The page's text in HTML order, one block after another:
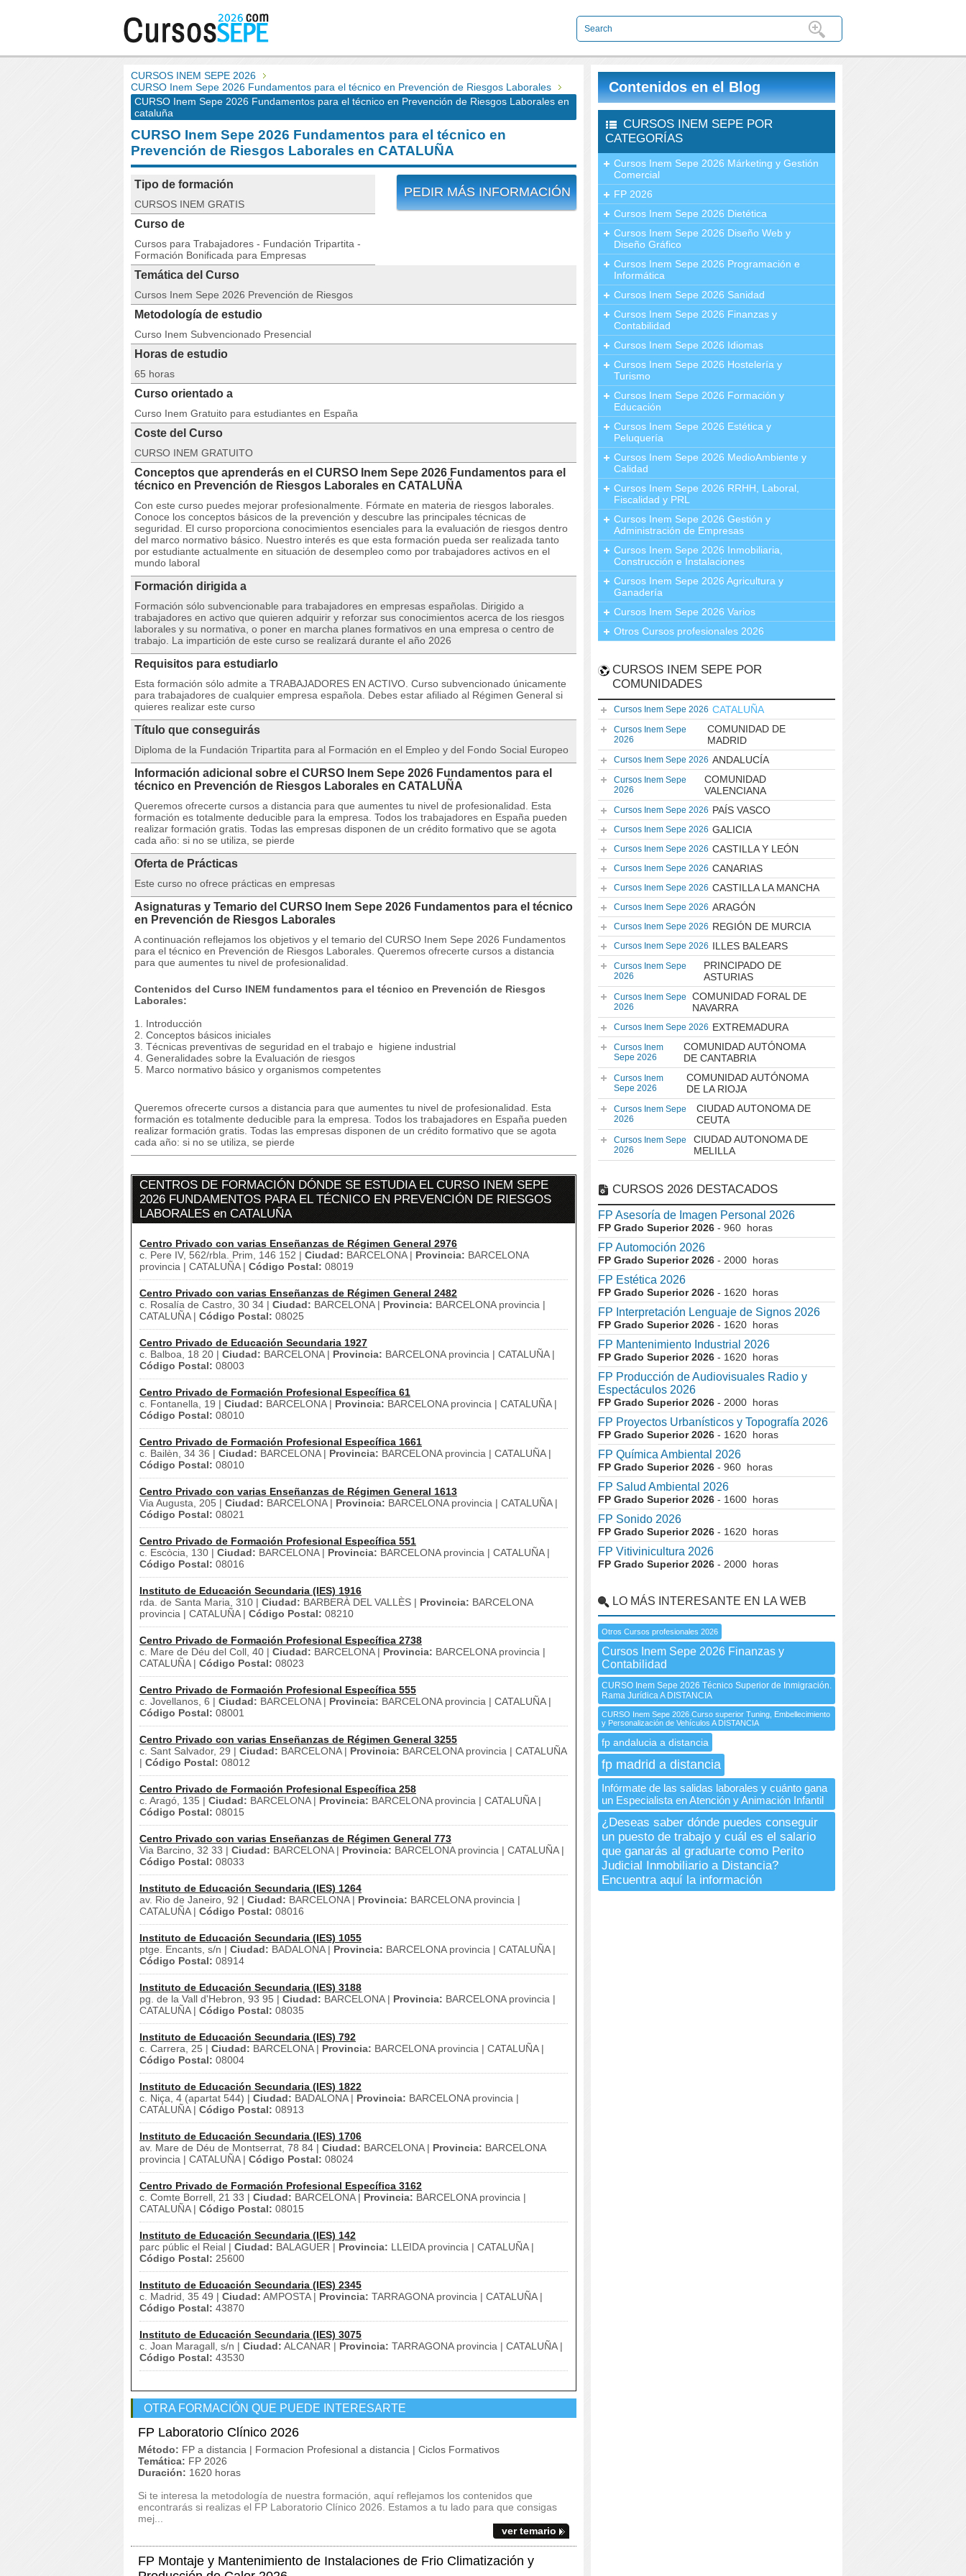
CURSOS INEM SEPE 2026
CURSO Inem Sepe 2026 Fundamentos para el técnico en Prevención de Riesgos Laborales
CURSO Inem Sepe 2026 Fundamentos para el técnico en Prevención de Riesgos Laborales en
cataluña
CURSO Inem Sepe 2026 Fundamentos para el técnico en
Prevención de Riesgos Laborales en CATALUÑA
PEDIR MÁS INFORMACIÓN
Tipo de formación
CURSOS INEM GRATIS
Curso de
Cursos para Trabajadores - Fundación Tripartita -
Formación Bonificada para Empresas
Temática del Curso
Cursos Inem Sepe 2026 Prevención de Riesgos
Metodología de estudio
Curso Inem Subvencionado Presencial
Horas de estudio
65 horas
Curso orientado a
Curso Inem Gratuito para estudiantes en España
Coste del Curso
CURSO INEM GRATUITO
Conceptos que aprenderás en el CURSO Inem Sepe 2026 Fundamentos para el
técnico en Prevención de Riesgos Laborales en CATALUÑA
Con este curso puedes mejorar profesionalmente. Fórmate en materia de riesgos laborales.
Conoce los conceptos básicos de la prevención y descubre las principales técnicas de
seguridad. El curso proporciona conocimientos esenciales para la evaluación de riesgos dentro
del marco normativo básico. Nuestro interés es que esta formación pueda ser realizada tanto
por estudiante actualmente en situación de desempleo como por trabajadores activos en el
mundo laboral
Formación dirigida a
Formación sólo subvencionable para trabajadores en empresas españolas. Dirigido a
trabajadores en activo que quieren adquirir y reforzar sus conocimientos acerca de los riesgos
laborales y su normativa, o poner en marcha planes formativos en una empresa o centro de
trabajo. La impartición de este curso se realizará durante el año 2026
Requisitos para estudiarlo
Esta formación sólo admite a TRABAJADORES EN ACTIVO. Curso subvencionado únicamente
para trabajadores de cualquier empresa española. Debes estar afiliado al Régimen General si
quieres realizar este curso
Título que conseguirás
Diploma de la Fundación Tripartita para al Formación en el Empleo y del Fondo Social Europeo
Información adicional sobre el CURSO Inem Sepe 2026 Fundamentos para el
técnico en Prevención de Riesgos Laborales en CATALUÑA
Queremos ofrecerte cursos a distancia para que aumentes tu nivel de profesionalidad. Esta
formación es totalmente deducible para la empresa. Todos los trabajadores en España pueden
realizar formación gratis. Todas las empresas disponen de un crédito formativo que se agota
cada año: si no se utiliza, se pierde
Oferta de Prácticas
Este curso no ofrece prácticas en empresas
Asignaturas y Temario del CURSO Inem Sepe 2026 Fundamentos para el técnico
en Prevención de Riesgos Laborales
A continuación reflejamos los objetivos y el temario del CURSO Inem Sepe 2026 Fundamentos
para el técnico en Prevención de Riesgos Laborales. Queremos ofrecerte cursos a distancia
para que aumentes tu nivel de profesionalidad.
Contenidos del Curso INEM fundamentos para el técnico en Prevención de Riesgos
Laborales:
1. Introducción
2. Conceptos básicos iniciales
3. Técnicas preventivas de seguridad en el trabajo e higiene industrial
4. Generalidades sobre la Evaluación de riesgos
5. Marco normativo básico y organismos competentes
Queremos ofrecerte cursos a distancia para que aumentes tu nivel de profesionalidad. Esta
formación es totalmente deducible para la empresa. Todos los trabajadores en España pueden
realizar formación gratis. Todas las empresas disponen de un crédito formativo que se agota
cada año: si no se utiliza, se pierde
CENTROS DE FORMACIÓN DÓNDE SE ESTUDIA EL CURSO INEM SEPE
2026 FUNDAMENTOS PARA EL TÉCNICO EN PREVENCIÓN DE RIESGOS
LABORALES en CATALUÑA
Centro Privado con varias Enseñanzas de Régimen General 2976
c. Pere IV, 562/rbla. Prim, 146 152 | Ciudad: BARCELONA | Provincia: BARCELONA
provincia | CATALUÑA | Código Postal: 08019
Centro Privado con varias Enseñanzas de Régimen General 2482
c. Rosalía de Castro, 30 34 | Ciudad: BARCELONA | Provincia: BARCELONA provincia |
CATALUÑA | Código Postal: 08025
Centro Privado de Educación Secundaria 1927
c. Balboa, 18 20 | Ciudad: BARCELONA | Provincia: BARCELONA provincia | CATALUÑA |
Código Postal: 08003
Centro Privado de Formación Profesional Específica 61
c. Fontanella, 19 | Ciudad: BARCELONA | Provincia: BARCELONA provincia | CATALUÑA |
Código Postal: 08010
Centro Privado de Formación Profesional Específica 1661
c. Bailèn, 34 36 | Ciudad: BARCELONA | Provincia: BARCELONA provincia | CATALUÑA |
Código Postal: 08010
Centro Privado con varias Enseñanzas de Régimen General 1613
Via Augusta, 205 | Ciudad: BARCELONA | Provincia: BARCELONA provincia | CATALUÑA |
Código Postal: 08021
Centro Privado de Formación Profesional Específica 551
c. Escòcia, 130 | Ciudad: BARCELONA | Provincia: BARCELONA provincia | CATALUÑA |
Código Postal: 08016
Instituto de Educación Secundaria (IES) 1916
rda. de Santa Maria, 310 | Ciudad: BARBERÀ DEL VALLÈS | Provincia: BARCELONA
provincia | CATALUÑA | Código Postal: 08210
Centro Privado de Formación Profesional Específica 2738
c. Mare de Déu del Coll, 40 | Ciudad: BARCELONA | Provincia: BARCELONA provincia |
CATALUÑA | Código Postal: 08023
Centro Privado de Formación Profesional Específica 555
c. Jovellanos, 6 | Ciudad: BARCELONA | Provincia: BARCELONA provincia | CATALUÑA |
Código Postal: 08001
Centro Privado con varias Enseñanzas de Régimen General 3255
c. Sant Salvador, 29 | Ciudad: BARCELONA | Provincia: BARCELONA provincia | CATALUÑA
| Código Postal: 08012
Centro Privado de Formación Profesional Específica 258
c. Aragó, 135 | Ciudad: BARCELONA | Provincia: BARCELONA provincia | CATALUÑA |
Código Postal: 08015
Centro Privado con varias Enseñanzas de Régimen General 773
Via Barcino, 32 33 | Ciudad: BARCELONA | Provincia: BARCELONA provincia | CATALUÑA |
Código Postal: 08033
Instituto de Educación Secundaria (IES) 1264
av. Rio de Janeiro, 92 | Ciudad: BARCELONA | Provincia: BARCELONA provincia |
CATALUÑA | Código Postal: 08016
Instituto de Educación Secundaria (IES) 1055
ptge. Encants, s/n | Ciudad: BADALONA | Provincia: BARCELONA provincia | CATALUÑA |
Código Postal: 08914
Instituto de Educación Secundaria (IES) 3188
pg. de la Vall d'Hebron, 93 95 | Ciudad: BARCELONA | Provincia: BARCELONA provincia |
CATALUÑA | Código Postal: 08035
Instituto de Educación Secundaria (IES) 792
c. Carrera, 25 | Ciudad: BARCELONA | Provincia: BARCELONA provincia | CATALUÑA |
Código Postal: 08004
Instituto de Educación Secundaria (IES) 1822
c. Niça, 4 (apartat 544) | Ciudad: BADALONA | Provincia: BARCELONA provincia |
CATALUÑA | Código Postal: 08913
Instituto de Educación Secundaria (IES) 1706
av. Mare de Déu de Montserrat, 78 84 | Ciudad: BARCELONA | Provincia: BARCELONA
provincia | CATALUÑA | Código Postal: 08024
Centro Privado de Formación Profesional Específica 3162
c. Comte Borrell, 21 33 | Ciudad: BARCELONA | Provincia: BARCELONA provincia |
CATALUÑA | Código Postal: 08015
Instituto de Educación Secundaria (IES) 142
parc públic el Reial | Ciudad: BALAGUER | Provincia: LLEIDA provincia | CATALUÑA |
Código Postal: 25600
Instituto de Educación Secundaria (IES) 2345
c. Madrid, 35 49 | Ciudad: AMPOSTA | Provincia: TARRAGONA provincia | CATALUÑA |
Código Postal: 43870
Instituto de Educación Secundaria (IES) 3075
c. Joan Maragall, s/n | Ciudad: ALCANAR | Provincia: TARRAGONA provincia | CATALUÑA |
Código Postal: 43530
OTRA FORMACIÓN QUE PUEDE INTERESARTE
FP Laboratorio Clínico 2026
Método: FP a distancia | Formacion Profesional a distancia | Ciclos Formativos
Temática: FP 2026
Duración: 1620 horas
Si te interesa la metodología de nuestra formación, aquí reflejamos los contenidos que
encontrarás si realizas el FP Laboratorio Clínico 2026. Estamos a tu lado para que consigas
mej...
ver temario
FP Montaje y Mantenimiento de Instalaciones de Frio Climatización y
Contenidos en el Blog
CURSOS INEM SEPE POR
CATEGORÍAS
Cursos Inem Sepe 2026 Márketing y Gestión
Comercial
FP 2026
Cursos Inem Sepe 2026 Dietética
Cursos Inem Sepe 2026 Diseño Web y
Diseño Gráfico
Cursos Inem Sepe 2026 Programación e
Informática
Cursos Inem Sepe 2026 Sanidad
Cursos Inem Sepe 2026 Finanzas y
Contabilidad
Cursos Inem Sepe 2026 Idiomas
Cursos Inem Sepe 2026 Hostelería y
Turismo
Cursos Inem Sepe 2026 Formación y
Educación
Cursos Inem Sepe 2026 Estética y
Peluquería
Cursos Inem Sepe 2026 MedioAmbiente y
Calidad
Cursos Inem Sepe 2026 RRHH, Laboral,
Fiscalidad y PRL
Cursos Inem Sepe 2026 Gestión y
Administración de Empresas
Cursos Inem Sepe 2026 Inmobiliaria,
Construcción e Instalaciones
Cursos Inem Sepe 2026 Agricultura y
Ganadería
Cursos Inem Sepe 2026 Varios
Otros Cursos profesionales 2026
CURSOS INEM SEPE POR
COMUNIDADES
Cursos Inem Sepe 2026 CATALUÑA
Cursos Inem Sepe
2026
COMUNIDAD DE
MADRID
Cursos Inem Sepe 2026 ANDALUCÍA
Cursos Inem Sepe
2026
COMUNIDAD
VALENCIANA
Cursos Inem Sepe 2026 PAÍS VASCO
Cursos Inem Sepe 2026 GALICIA
Cursos Inem Sepe 2026 CASTILLA Y LEÓN
Cursos Inem Sepe 2026 CANARIAS
Cursos Inem Sepe 2026 CASTILLA LA MANCHA
Cursos Inem Sepe 2026 ARAGÓN
Cursos Inem Sepe 2026 REGIÓN DE MURCIA
Cursos Inem Sepe 2026 ILLES BALEARS
Cursos Inem Sepe
2026
PRINCIPADO DE
ASTURIAS
Cursos Inem Sepe
2026
COMUNIDAD FORAL DE
NAVARRA
Cursos Inem Sepe 2026 EXTREMADURA
Cursos Inem
Sepe 2026
COMUNIDAD AUTÓNOMA
DE CANTABRIA
Cursos Inem
Sepe 2026
COMUNIDAD AUTÓNOMA
DE LA RIOJA
Cursos Inem Sepe
2026
CIUDAD AUTONOMA DE
CEUTA
Cursos Inem Sepe
2026
CIUDAD AUTONOMA DE
MELILLA
CURSOS 2026 DESTACADOS
FP Asesoría de Imagen Personal 2026
FP Grado Superior 2026 - 960 horas
FP Automoción 2026
FP Grado Superior 2026 - 2000 horas
FP Estética 2026
FP Grado Superior 2026 - 1620 horas
FP Interpretación Lenguaje de Signos 2026
FP Grado Superior 2026 - 1620 horas
FP Mantenimiento Industrial 2026
FP Grado Superior 2026 - 1620 horas
FP Producción de Audiovisuales Radio y
Espectáculos 2026
FP Grado Superior 2026 - 2000 horas
FP Proyectos Urbanísticos y Topografía 2026
FP Grado Superior 2026 - 1620 horas
FP Química Ambiental 2026
FP Grado Superior 2026 - 960 horas
FP Salud Ambiental 2026
FP Grado Superior 2026 - 1600 horas
FP Sonido 2026
FP Grado Superior 2026 - 1620 horas
FP Vitivinicultura 2026
FP Grado Superior 2026 - 2000 horas
LO MÁS INTERESANTE EN LA WEB
Otros Cursos profesionales 2026
Cursos Inem Sepe 2026 Finanzas y
Contabilidad
CURSO Inem Sepe 2026 Técnico Superior de Inmigración.
Rama Jurídica A DISTANCIA
CURSO Inem Sepe 2026 Curso superior Tuning, Embellecimiento
y Personalización de Vehículos A DISTANCIA
fp andalucia a distancia
fp madrid a distancia
Infórmate de las salidas laborales y cuánto gana
un Especialista en Atención y Animación Infantil
¿Deseas saber dónde puedes conseguir
un puesto de trabajo y cuál es el salario
que ganarás al graduarte como Perito
Judicial Inmobiliario a Distancia?
Encuentra aquí la información